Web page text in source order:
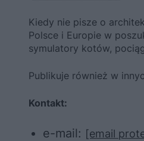
Kiedy nie pisze o
Polsce i Europie w
symulatory kotów,
Publikuje również w
Kontakt:
e-mail: [email